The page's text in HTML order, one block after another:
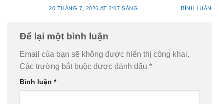
20 THÁNG 7, 2026 AT 2:07 SÁNG BÌNH LUẬN
Để lại một bình luận
Email của bạn sẽ không được hiển thị công khai.
Các trường bắt buộc được đánh dấu *
Bình luận *